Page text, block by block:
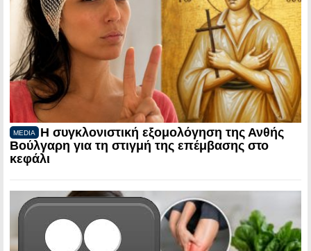
MEDIA
Η συγκλονιστική εξομολόγηση της Ανθής
Βούλγαρη για τη στιγμή της επέμβασης στο
κεφάλι